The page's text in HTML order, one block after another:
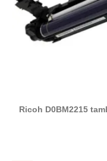
Ricoh D0BM2215